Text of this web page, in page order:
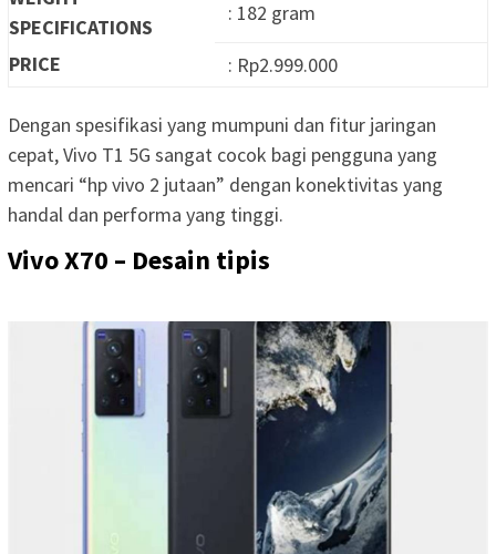
SPECIFICATIONS
: 182 gram
PRICE
: Rp2.999.000
Dengan spesifikasi yang mumpuni dan fitur jaringan
cepat, Vivo T1 5G sangat cocok bagi pengguna yang
mencari “hp vivo 2 jutaan” dengan konektivitas yang
handal dan performa yang tinggi.
Vivo X70 – Desain tipis